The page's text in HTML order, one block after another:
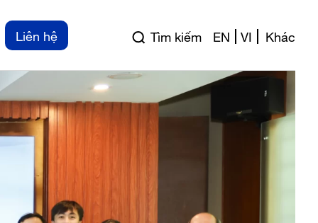
Liên hệ Tìm kiếm VI
EN Khác